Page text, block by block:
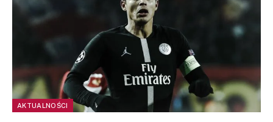
AKTUALNOŚCI